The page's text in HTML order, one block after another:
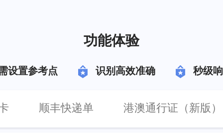
功能体验
设置参考点 识别高效准确 秒级